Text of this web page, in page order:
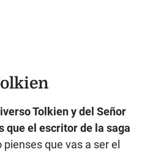
Tolkien y del Señor
que el escritor de la saga
pienses que vas a ser el